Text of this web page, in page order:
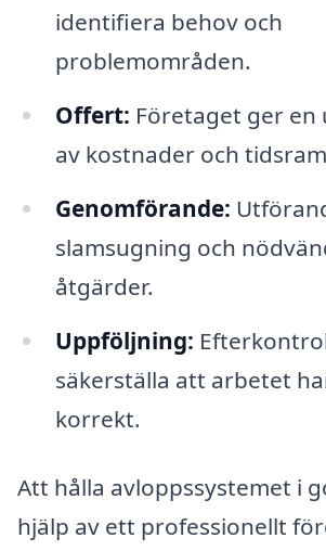
identifiera behov och
problemområden.
Offert: Företaget ger
av kostnader och
Genomförande:
slamsugning och
åtgärder.
Uppföljning:
säkerställa att arbetet
korrekt.
Att hålla avloppssystemet i
hjälp av ett professionellt